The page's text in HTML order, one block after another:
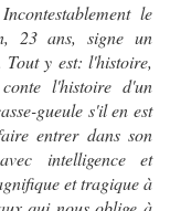
le
23 ans, signe un
Tout y est: l'histoire,
l'histoire d'un
gueule s'il en est
entrer dans son
intelligence et
et tragique à